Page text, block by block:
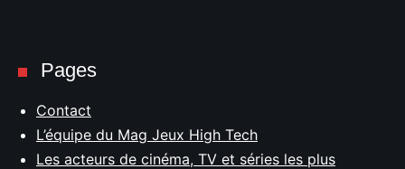
Pages
Contact
L’équipe du Mag Jeux High Tech
Les acteurs de cinéma, TV et séries les plus